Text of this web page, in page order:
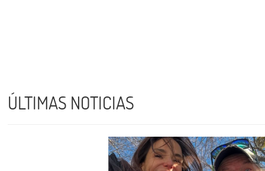
ÚLTIMAS NOTICIAS